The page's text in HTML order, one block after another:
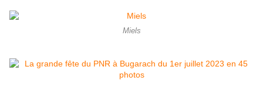
Miels